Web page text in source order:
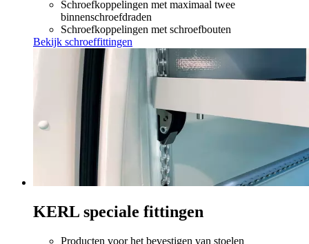
Schroefkoppelingen met maximaal twee
binnenschroefdraden
Schroefkoppelingen met schroefbouten
Bekijk schroeffittingen
KERL speciale fittingen
Producten voor het bevestigen van stoelen